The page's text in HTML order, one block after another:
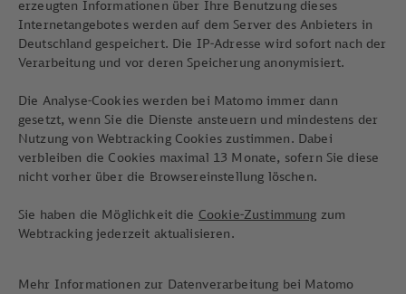
erzeugten Informationen über Ihre Benutzung dieses
Internetangebotes werden auf dem Server des Anbieters in
Deutschland gespeichert. Die IP-Adresse wird sofort nach der
Verarbeitung und vor deren Speicherung anonymisiert.
Die Analyse-Cookies werden bei Matomo immer dann
gesetzt, wenn Sie die Dienste ansteuern und mindestens der
Nutzung von Webtracking Cookies zustimmen. Dabei
verbleiben die Cookies maximal 13 Monate, sofern Sie diese
nicht vorher über die Browsereinstellung löschen.
Sie haben die Möglichkeit die Cookie-Zustimmung zum
Webtracking jederzeit aktualisieren.
Mehr Informationen zur Datenverarbeitung bei Matomo